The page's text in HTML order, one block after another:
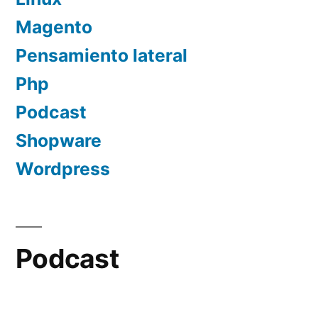
Magento
Pensamiento lateral
Php
Podcast
Shopware
Wordpress
Podcast